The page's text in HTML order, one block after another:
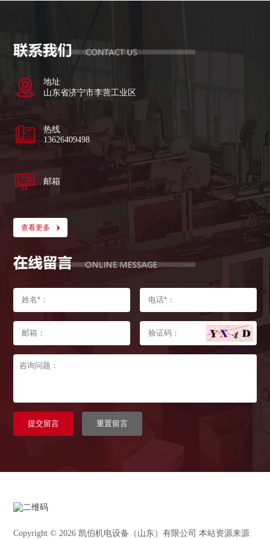
地址
山东省济宁市李营工业区
热线
13626409498
邮箱
查看更多
提交留言 重置留言
Copyright © 2026 凯伯机电设备（山东）有限公司 本站资源来源